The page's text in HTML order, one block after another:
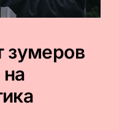
безопасности
зумеров